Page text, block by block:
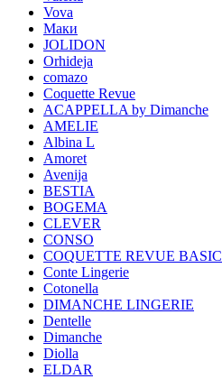
Vova
Маки
JOLIDON
Orhideja
comazo
Coquette Revue
ACAPPELLA by Dimanche
AMELIE
Albina L
Amoret
Avenija
BESTIA
BOGEMA
CLEVER
CONSO
COQUETTE REVUE BASIC
Conte Lingerie
Cotonella
DIMANCHE LINGERIE
Dentelle
Dimanche
Diolla
ELDAR